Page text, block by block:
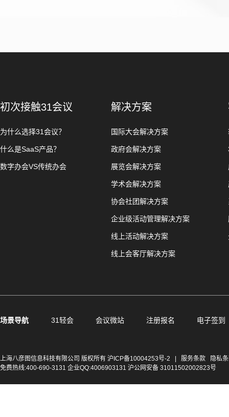
初次接触31会议
为什么选择31会议？
什么是SaaS产品？
数字办会VS传统办会
解决方案
国际大会解决方案
政府会解决方案
展览会解决方案
学术会解决方案
协会社团解决方案
企业级活动管理解决方案
线上活动解决方案
线上会客厅解决方案
场景导航 31轻会 会议微站 注册报名 电子签到
上海八彦图信息科技有限公司 版权所有 沪ICP备10004253号-2 服务条款
隐私
免费热线:400-690-3131 企业QQ:4006903131 沪公网安备 31011502002823号